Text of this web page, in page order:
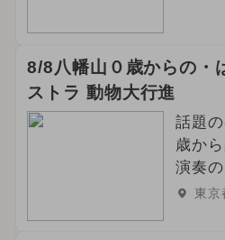
8/8八幡山０歳からの・
ストラ 動物大行進
話題
歳か
演奏
東京